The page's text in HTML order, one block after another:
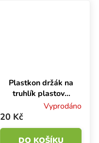
Plastkon držák na
truhlík plastový
Universal Hnědá,
12 cm na hranu
Vyprodáno
20 Kč
DO KOŠÍKU